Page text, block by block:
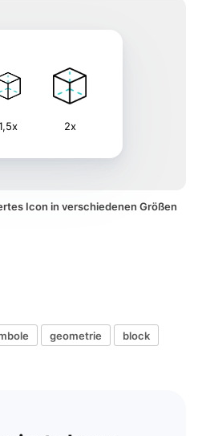
2x
Icon in verschiedenen Größen
geometrie
block